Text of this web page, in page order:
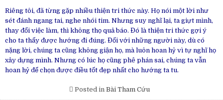
Riêng tôi, đã từng gặp nhiều thiện tri thức này. Họ nói một lời như
sét đánh ngang tai, nghe nhói tim. Nhưng suy nghĩ lại, ta giựt mình,
thay đổi việc làm, thì không thọ quả báo. Đó là thiện tri thức gợi ý
cho ta thấy được hướng đi đúng. Đối với những người này, dù có
nặng lời, chúng ta cũng không giận họ, mà luôn hoan hỷ vì tự nghĩ họ
xây dựng mình. Nhưng có lúc họ cũng phê phán sai, chúng ta vẫn
hoan hỷ để chọn được điều tốt đẹp nhất cho hướng ta tu.
Posted in Bài Tham Cứu